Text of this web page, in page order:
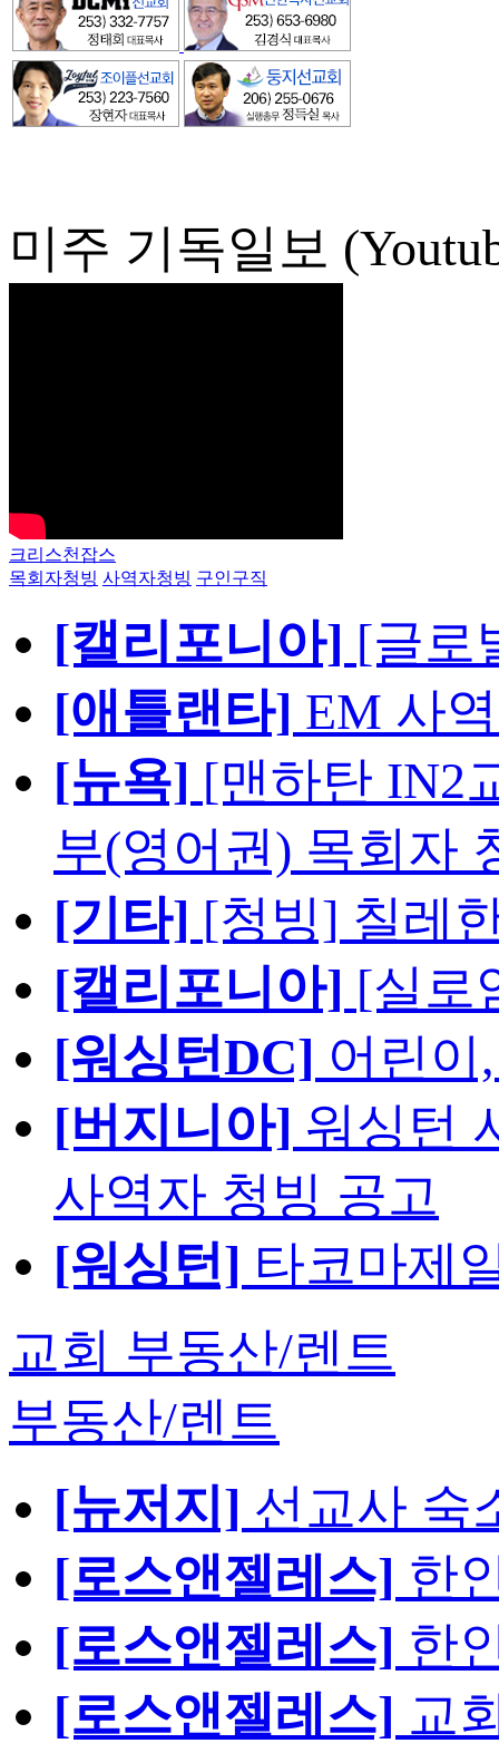
미주 기독일보
크리스천잡스
목회자청빙 사역자청빙 구인구직
[캘리포니아] [글로
[애틀랜타] EM 사
[뉴욕] [맨하탄 IN2
부(영어권) 목회자
[기타] [청빙] 칠레
[캘리포니아] [실로
[워싱턴DC] 어린이
[버지니아] 워싱턴
사역자 청빙 공고
[워싱턴] 타코마제
교회 부동산/렌트
부동산/렌트
[뉴저지] 선교사 숙
[로스앤젤레스] 한
[로스앤젤레스] 한
[로스앤젤레스] 교